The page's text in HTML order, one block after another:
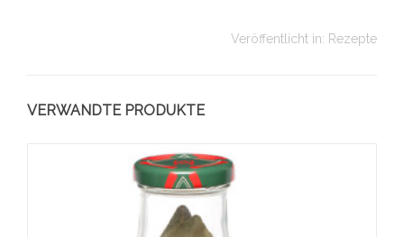
Veröffentlicht in: Rezepte
VERWANDTE PRODUKTE